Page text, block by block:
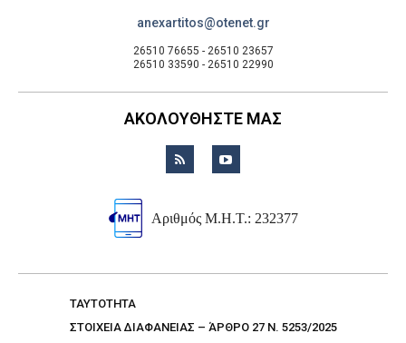
anexartitos@otenet.gr
26510 76655 - 26510 23657
26510 33590 - 26510 22990
ΑΚΟΛΟΥΘΗΣΤΕ ΜΑΣ
Αριθμός Μ.Η.Τ.: 232377
TAYTOTHTA
ΣΤΟΙΧΕΙΑ ΔΙΑΦΑΝΕΙΑΣ – ΆΡΘΡΟ 27 Ν. 5253/2025